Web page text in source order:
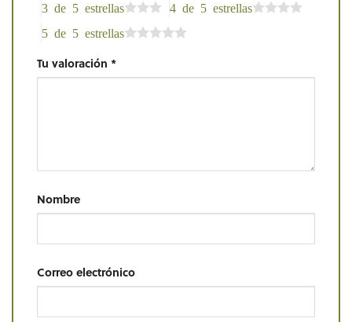
3 de 5 estrellas
4 de 5 estrellas
5 de 5 estrellas
Tu valoración *
Nombre
Correo electrónico